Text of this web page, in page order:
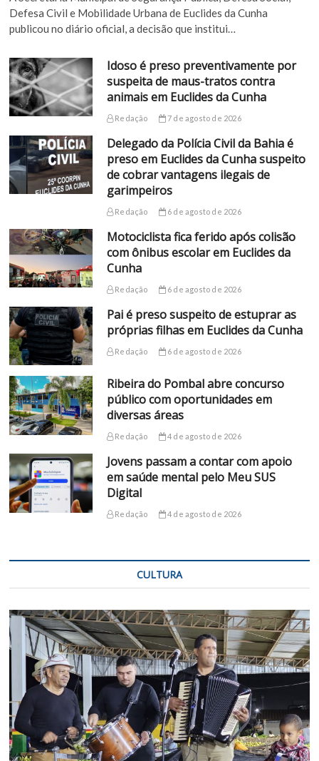
Defesa Civil e Mobilidade Urbana de Euclides da Cunha
publicou no diário oficial, a decisão que institui…
Idoso é preso preventivamente por
suspeita de maus-tratos contra
animais em Euclides da Cunha
Redação 7 de agosto de 2026
Delegado da Polícia Civil da Bahia é
preso em Euclides da Cunha suspeito
de cobrar vantagens ilegais de
garimpeiros
Redação 6 de agosto de 2026
Motociclista fica ferido após colisão
com ônibus escolar em Euclides da
Cunha
Redação 6 de agosto de 2026
Pai é preso suspeito de estuprar as
próprias filhas em Euclides da Cunha
Redação 6 de agosto de 2026
Ribeira do Pombal abre concurso
público com oportunidades em
diversas áreas
Redação 4 de agosto de 2026
Jovens passam a contar com apoio
em saúde mental pelo Meu SUS
Digital
Redação 4 de agosto de 2026
CULTURA